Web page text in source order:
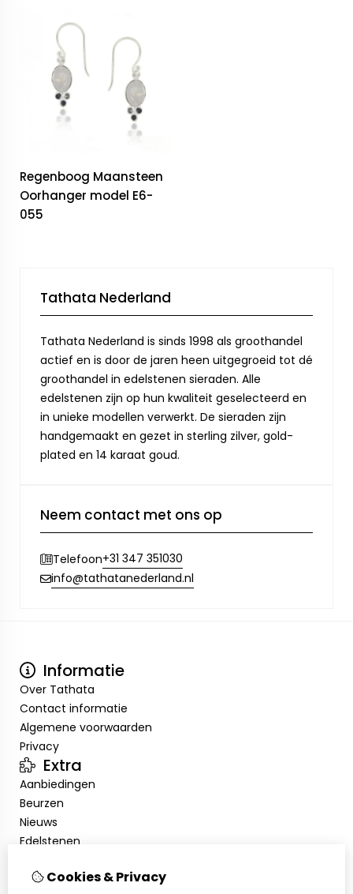
Regenboog Maansteen
Oorhanger model E6-
055
Tathata Nederland
Tathata Nederland is sinds 1998 als groothandel
actief en is door de jaren heen uitgegroeid tot dé
groothandel in edelstenen sieraden. Alle
edelstenen zijn op hun kwaliteit geselecteerd en
in unieke modellen verwerkt. De sieraden zijn
handgemaakt en gezet in sterling zilver, gold-
plated en 14 karaat goud.
Neem contact met ons op
Telefoon+31 347 351030
info@tathatanederland.nl
Informatie
Over Tathata
Contact informatie
Algemene voorwaarden
Privacy
Extra
Aanbiedingen
Beurzen
Nieuws
Edelstenen
Mijn account
Cookies & Privacy